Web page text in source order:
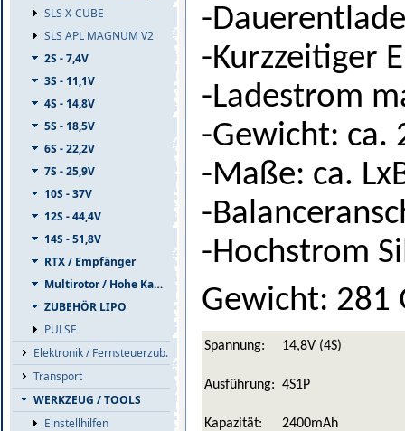
SLS X-CUBE
SLS APL MAGNUM V2
2S - 7,4V
3S - 11,1V
4S - 14,8V
5S - 18,5V
6S - 22,2V
7S - 25,9V
10S - 37V
12S - 44,4V
14S - 51,8V
RTX / Empfänger
Multirotor / Hohe Kapazität
ZUBEHÖR LIPO
PULSE
Elektronik / Fernsteuerzub.
Transport
WERKZEUG / TOOLS
Einstellhilfen
-
-Kurzzeitiger
-Ladestrom
-Gewicht: ca.
-Maße: ca.
-
-Hochstrom
Gewicht: 281
Spannung: 14,8V (4S)
Ausführung: 4S1P
Kapazität: 2400mAh